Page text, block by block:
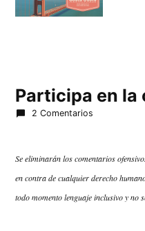
Participa en la
2 Comentarios